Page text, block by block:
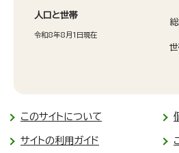
人口と世帯
令和8年8月1日現在
総
このサイトについて
サイトの利用ガイド